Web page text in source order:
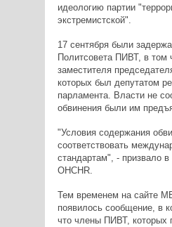
идеологию партии
экстремистской".
17 сентября были
Политсовета ПИВТ, в том
заместителя
которых был депутатом
парламента. Власти не
обвинения были им
"Условия содержания
соответствовать
стандартам", - призвало
OHCHR.
Тем временем на сайте
появилось сообщение, в
что члены ПИВТ, которых